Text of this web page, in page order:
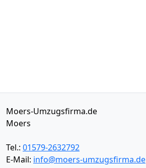
Moers-Umzugsfirma.de
Moers
Tel.: 01579-2632792
E-Mail: info@moers-umzugsfirma.de